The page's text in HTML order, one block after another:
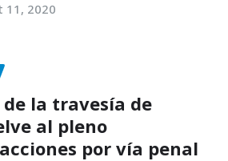
11, 2020
la travesía de
al pleno
por vía penal